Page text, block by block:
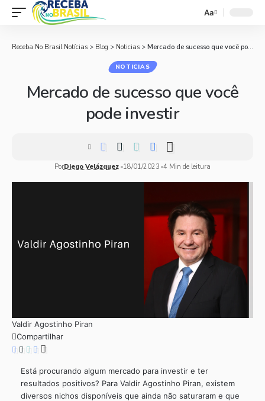
Aa
Receba No Brasil Notícias > Blog > Noticias > Mercado de sucesso que você pode investir
NOTICIAS
Mercado de sucesso que você
pode investir
PorDiego Velázquez 18/01/2023 4 Min de leitura
Valdir Agostinho Piran
Compartilhar
Está procurando algum mercado para investir e ter
resultados positivos? Para Valdir Agostinho Piran, existem
diversos nichos disponíveis que ainda não saturaram e que